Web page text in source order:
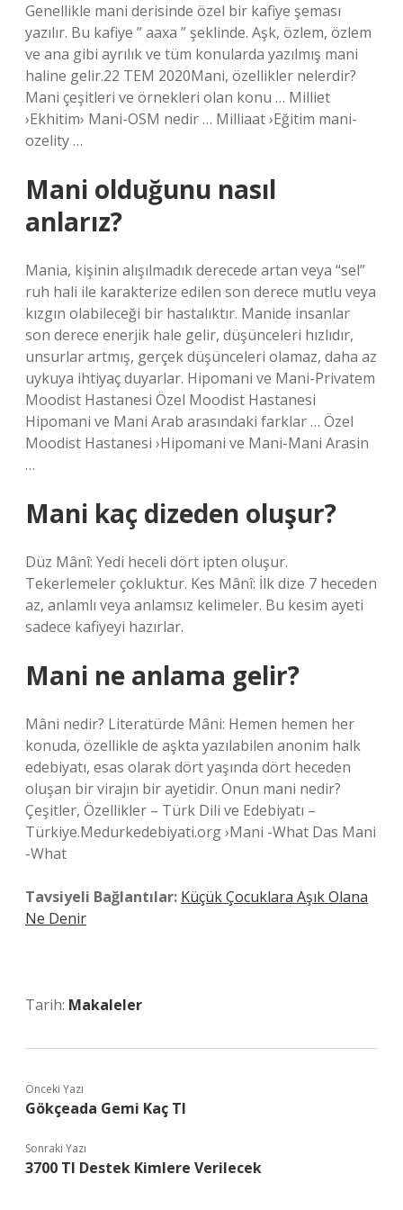
Genellikle mani derisinde özel bir kafiye şeması
yazılır. Bu kafiye ” aaxa ” şeklinde. Aşk, özlem, özlem
ve ana gibi ayrılık ve tüm konularda yazılmış mani
haline gelir.22 TEM 2020Mani, özellikler nelerdir?
Mani çeşitleri ve örnekleri olan konu … Milliet
›Ekhitim› Mani-OSM nedir … Milliaat ›Eğitim mani-
ozelity …
Mani olduğunu nasıl
anlarız?
Mania, kişinin alışılmadık derecede artan veya “sel”
ruh hali ile karakterize edilen son derece mutlu veya
kızgın olabileceği bir hastalıktır. Manide insanlar
son derece enerjik hale gelir, düşünceleri hızlıdır,
unsurlar artmış, gerçek düşünceleri olamaz, daha az
uykuya ihtiyaç duyarlar. Hipomani ve Mani-Privatem
Moodist Hastanesi Özel Moodist Hastanesi
Hipomani ve Mani Arab arasındaki farklar … Özel
Moodist Hastanesi ›Hipomani ve Mani-Mani Arasin
…
Mani kaç dizeden oluşur?
Düz Mânî: Yedi heceli dört ipten oluşur.
Tekerlemeler çokluktur. Kes Mânî: İlk dize 7 heceden
az, anlamlı veya anlamsız kelimeler. Bu kesim ayeti
sadece kafiyeyi hazırlar.
Mani ne anlama gelir?
Mâni nedir? Literatürde Mâni: Hemen hemen her
konuda, özellikle de aşkta yazılabilen anonim halk
edebiyatı, esas olarak dört yaşında dört heceden
oluşan bir virajın bir ayetidir. Onun mani nedir?
Çeşitler, Özellikler – Türk Dili ve Edebiyatı –
Türkiye.Medurkedebiyati.org ›Mani -What Das Mani
-What
Tavsiyeli Bağlantılar: Küçük Çocuklara Aşık Olana
Ne Denir
Tarih: Makaleler
Önceki Yazı
Gökçeada Gemi Kaç Tl
Sonraki Yazı
3700 Tl Destek Kimlere Verilecek